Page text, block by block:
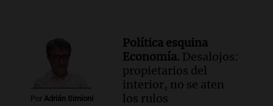
Una mañana para todos
Episodios
Altas Cumbres: rescataron a una
cabra que llevaba ocho días atrapada en
Por Adrián Simioni
Política esquina
Economía. Desalojos:
propietarios del
interior, no se aten
los rulos